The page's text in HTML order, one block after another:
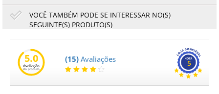
VOCÊ TAMBÉM PODE SE INTERESSAR NO(S)
SEGUINTE(S) PRODUTO(S)
DCP-L5502DN MFC-L6902DW | D0000V001 | Original
130,00 120,90
no boleto à vista
5.0
Avaliação
do produto
(15) Avaliações 5